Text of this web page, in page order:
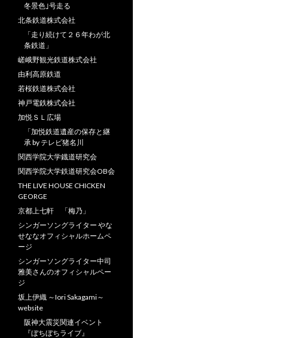
冬景色｣号走る
北条鉄道株式会社
「走り続けて２６年わが北
条鉄道」
嵯峨野観光鉄道株式会社
由利高原鉄道
若桜鉄道株式会社
神戸電鉄株式会社
加悦ＳＬ広場
「加悦鉄道遺産の保存と継
承 by テレビ猪名川
関西学院大学鐡道研究会
関西学院大学鉄道研究会OB会
THE LIVE HOUSE CHICKEN
GEORGE
京都上七軒 「梅乃」
シンガーソングライター やな
せななオフィシャルホームペ
ージ
シンガーソングライター中司
雅美さんのオフィシャルペー
ジ
坂上伊織 ～Iori Sakagami～
website
阪神大震災関連イベント
『ぼちぼちライブ』